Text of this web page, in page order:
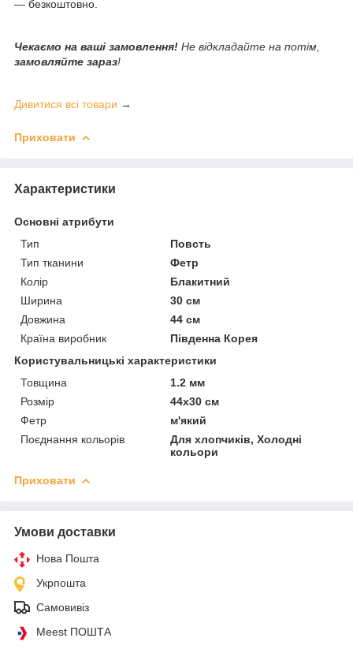
— безкоштовно.
Чекаємо на ваші замовлення! Не відкладайте на потім,
замовляйте зараз!
Дивитися всі товари →
Приховати
Характеристики
Основні атрибути
Тип
Повсть
Тип тканини
Фетр
Колір
Блакитний
Ширина
30 см
Довжина
44 см
Країна виробник
Південна Корея
Користувальницькі характеристики
Товщина
1.2 мм
Розмір
44х30 см
Фетр
м'який
Поєднання кольорів
Для хлопчиків, Холодні
кольори
Приховати
Умови доставки
Нова Пошта
Укрпошта
Самовивіз
Meest ПОШТА